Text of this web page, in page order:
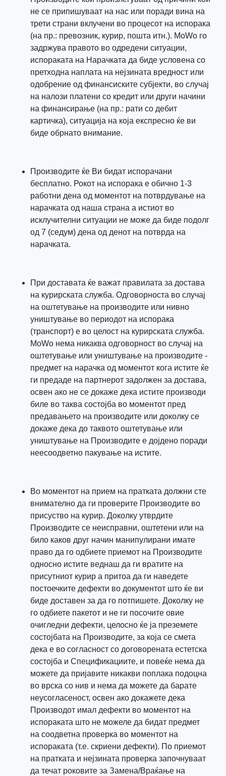
не се припишуваат на нас или поради вина на
трети страни вклучени во процесот на испорака
(на пр.: превозник, курир, пошта итн.). MoWo го
задржува правото во одредени ситуации,
испораката на Нарачката да биде условена со
претходна наплата на нејзината вредност или
одобрение од финансиските субјекти, во случај
на налози платени со кредит или други начини
на финансирање (на пр.: рати со дебит
картичка), ситуација на која експресно ќе ви
биде обрнато внимание.
Производите ќе Ви бидат испорачани
бесплатно. Рокот на испорака е обично 1-3
работни дена од моментот на потврдување на
нарачката од наша страна а истиот во
исклучителни ситуации не може да биде подолг
од 7 (седум) дена од денот на потврда на
нарачката.
При доставата ќе важат правилата за достава
на курирската служба. Одговорноста во случај
на оштетување на производите или нивно
уништување во периодот на испорака
(транспорт) е во целост на курирската служба.
МоWo нема никаква одговорност во случај на
оштетување или уништување на производите -
предмет на нарачка од моментот кога истите ќе
ги предаде на партнерот задолжен за достава,
освен ако не се докаже дека истите производи
биле во таква состојба во моментот пред
предавањето на производите или доколку се
докаже дека до таквото оштетување или
уништување на Производите е дојдено поради
неесоодветно пакување на истите.
Во моментот на прием на пратката должни сте
внимателно да ги проверите Производите во
присуство на курир. Доколку утврдите
Производите се неисправни, оштетени или на
било каков друг начин манипулирани имате
право да го одбиете приемот на Производите
односно истите веднаш да ги вратите на
присутниот курир а притоа да ги наведете
постоечките дефекти во документот што ќе ви
биде доставен за да го потпишете. Доколку не
го одбиете пакетот и не ги посочите овие
очигледни дефекти, целосно ќе ја преземете
состојбата на Производите, за која се смета
дека е во согласност со договорената естетска
состојба и Спецификациите, и повеќе нема да
можете да пријавите никакви поплака подоцна
во врска со нив и нема да можете да барате
неусогласеност, освен ако докажете дека
Производот имал дефекти во моментот на
испораката што не можеле да бидат предмет
на соодветна проверка во моментот на
испораката (т.е. скриени дефекти). По приемот
на пратката и нејзината проверка започнуваат
да течат роковите за Замена/Враќање на